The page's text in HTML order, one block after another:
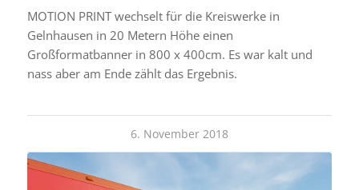
MOTION PRINT wechselt für die Kreiswerke in
Gelnhausen in 20 Metern Höhe einen
Großformatbanner in 800 x 400cm. Es war kalt und
nass aber am Ende zählt das Ergebnis.
6. November 2018